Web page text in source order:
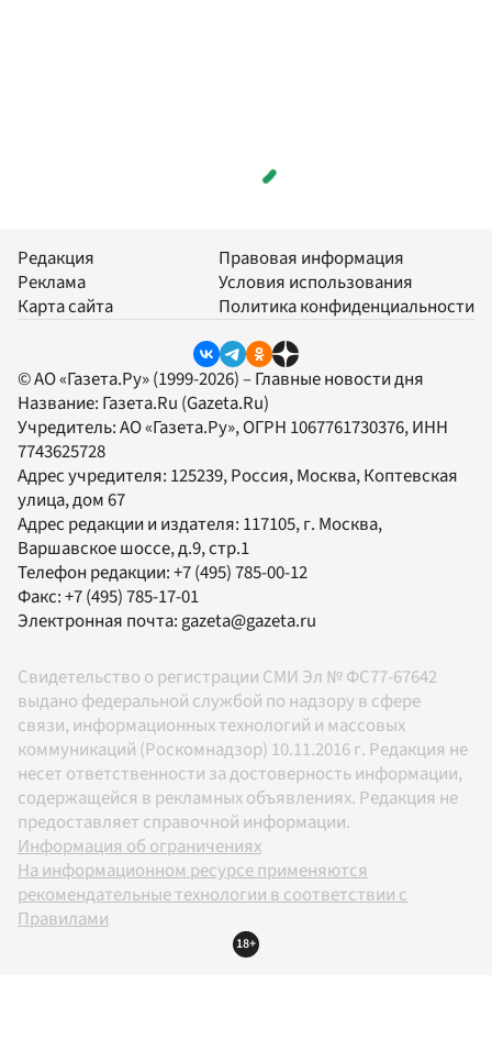
Редакция
Реклама
Карта сайта
Правовая информация
Условия использования
Политика конфиденциальности
© АО «Газета.Ру» (1999-2026) – Главные новости дня
Название: Газета.Ru (Gazeta.Ru)
Учредитель:АО «Газета.Ру», ОГРН 1067761730376, ИНН
7743625728
Адрес учредителя: 125239, Россия, Москва, Коптевская
улица, дом 67
Адрес редакции и издателя: 117105, г. Москва,
Варшавское шоссе, д.9, стр.1
Телефон редакции:+7 (495) 785-00-12
Факс:+7 (495) 785-17-01
Электронная почта:gazeta@gazeta.ru
Свидетельство о регистрации СМИ Эл № ФС77-67642
выдано федеральной службой по надзору в сфере
связи, информационных технологий и массовых
коммуникаций (Роскомнадзор) 10.11.2016 г. Редакция не
несет ответственности за достоверность информации,
содержащейся в рекламных объявлениях. Редакция не
предоставляет справочной информации.
Информация об ограничениях
На информационном ресурсе применяются
рекомендательные технологии в соответствии с
Правилами
18+